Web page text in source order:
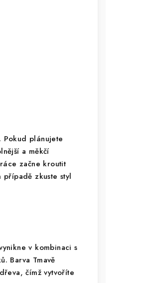
. Pokud plánujete
a měkčí
začne kroutit
zkuste styl
v kombinaci s
Barva Tmavě
čímž vytvoříte